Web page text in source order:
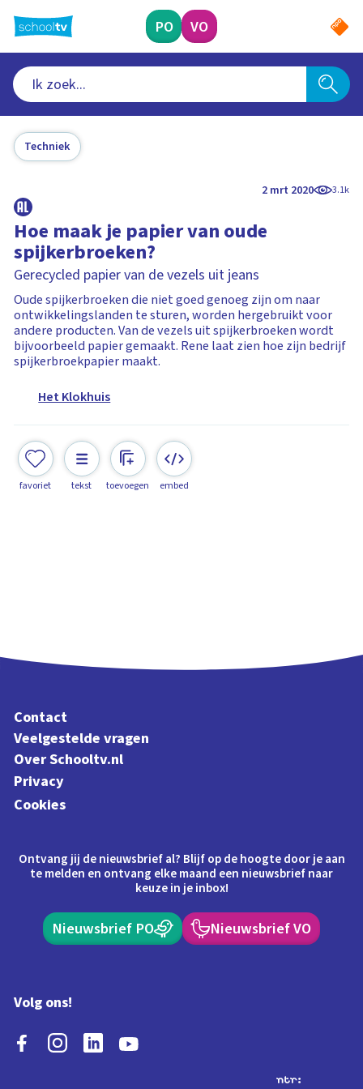
naar
hoofdinhoud
PO VO
Techniek
2 mrt 2020 3.1k
Hoe maak je papier van oude
spijkerbroeken?
Gerecycled papier van de vezels uit jeans
Oude spijkerbroeken die niet goed genoeg zijn om naar
ontwikkelingslanden te sturen, worden hergebruikt voor
andere producten. Van de vezels uit spijkerbroeken wordt
bijvoorbeeld papier gemaakt. Rene laat zien hoe zijn bedrijf
spijkerbroekpapier maakt.
Het Klokhuis
favoriet tekst toevoegen embed
Contact
Veelgestelde vragen
Over Schooltv.nl
Privacy
Cookies
Ontvang jij de nieuwsbrief al? Blijf op de hoogte door je aan
te melden en ontvang elke maand een nieuwsbrief naar
keuze in je inbox!
Nieuwsbrief PO Nieuwsbrief VO
Volg ons!